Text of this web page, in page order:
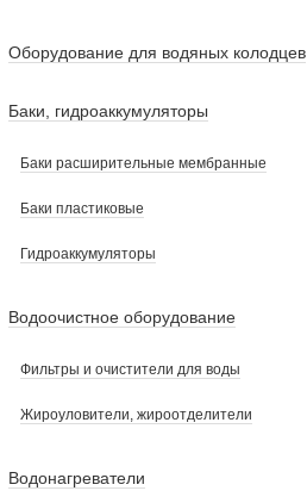
Оборудование для водяных колодцев
Баки, гидроаккумуляторы
Баки расширительные мембранные
Баки пластиковые
Гидроаккумуляторы
Водоочистное оборудование
Фильтры и очистители для воды
Жироуловители, жироотделители
Водонагреватели